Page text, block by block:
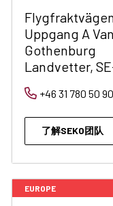
Uppgang A
Gothenburg
Landvetter,
+46 31 780 50 90
了解SEKO团队
EUROPE